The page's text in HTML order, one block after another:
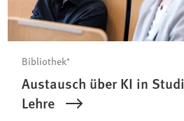
Bibliothek⁺
Austausch über KI in
Lehre